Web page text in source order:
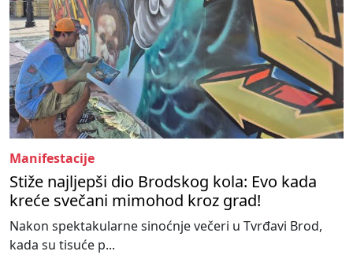
Manifestacije
Stiže najljepši dio Brodskog kola: Evo kada
kreće svečani mimohod kroz grad!
Nakon spektakularne sinoćnje večeri u Tvrđavi Brod,
kada su tisuće p...